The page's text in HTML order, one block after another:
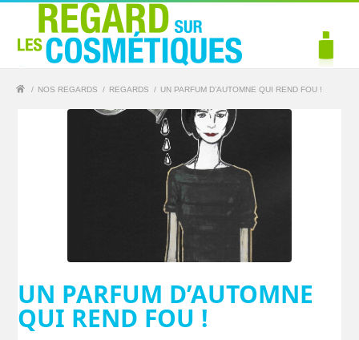
/ NOS REGARDS / REGARDS / UN PARFUM D’AUTOMNE QUI REND FOU !
UN PARFUM D’AUTOMNE
QUI REND FOU !